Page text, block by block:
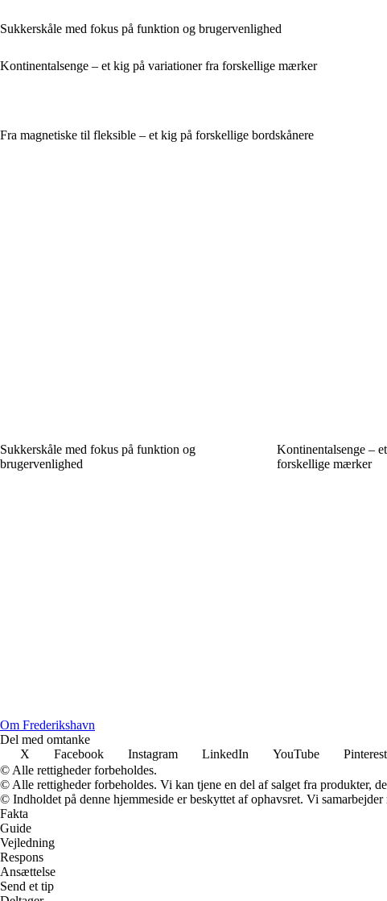
Sukkerskåle med fokus på funktion og brugervenlighed
Kontinentalsenge – et kig på variationer fra forskellige mærker
Fra magnetiske til fleksible – et kig på forskellige bordskånere
Sukkerskåle med fokus på funktion og
brugervenlighed
Kontinentalsenge –
forskellige mærker
Om Frederikshavn
Del med omtanke
X
Facebook Instagram LinkedIn YouTube Pinterest
© Alle rettigheder forbeholdes.
© Alle rettigheder forbeholdes. Vi kan tjene en del af salget fra produkter,
© Indholdet på denne hjemmeside er beskyttet af ophavsret. Vi
Fakta
Guide
Vejledning
Respons
Ansættelse
Send et tip